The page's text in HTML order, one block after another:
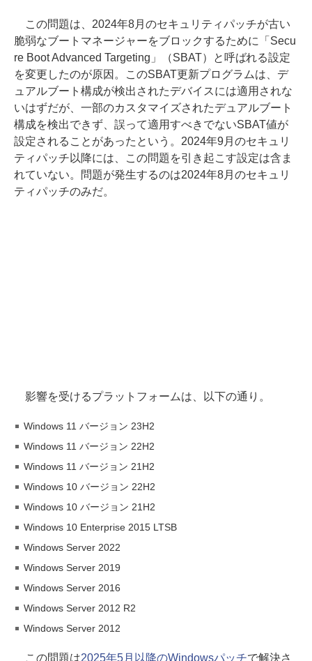
この問題は、2024年8月のセキュリティパッチが古い
脆弱なブートマネージャーをブロックするために「Secu
re Boot Advanced Targeting」（SBAT）と呼ばれる設定
を変更したのが原因。このSBAT更新プログラムは、デ
ュアルブート構成が検出されたデバイスには適用されな
いはずだが、一部のカスタマイズされたデュアルブート
構成を検出できず、誤って適用すべきでないSBAT値が
設定されることがあったという。2024年9月のセキュリ
ティパッチ以降には、この問題を引き起こす設定は含ま
れていない。問題が発生するのは2024年8月のセキュリ
ティパッチのみだ。
影響を受けるプラットフォームは、以下の通り。
Windows 11 バージョン 23H2
Windows 11 バージョン 22H2
Windows 11 バージョン 21H2
Windows 10 バージョン 22H2
Windows 10 バージョン 21H2
Windows 10 Enterprise 2015 LTSB
Windows Server 2022
Windows Server 2019
Windows Server 2016
Windows Server 2012 R2
Windows Server 2012
この問題は2025年5月以降のWindowsパッチで解決さ